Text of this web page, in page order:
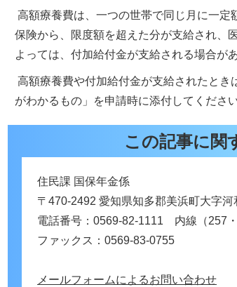
高額療養費は、一つの世帯で同じ月に一
保険から、限度額を超えた分が支給され、
よっては、付加給付金が支給される場合が
高額療養費や付加給付金が支給されたと
がわかるもの」を申請時に添付してください
この記事に関
住民課 国保年金係
〒470-2492 愛知県知多郡美浜町大字
電話番号：0569-82-1111 内線（257・
ファックス：0569-83-0755
メールフォームによるお問い合わせ